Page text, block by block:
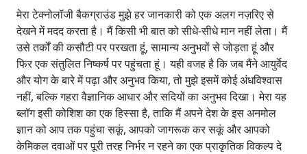
मेरा टेक्नोलॉजी बैकग्राउंड मुझे हर जानकारी को एक अलग नज़रिए से
देखने में मदद करता है। मैं किसी भी बात को सीधे-सीधे मान नहीं लेता। मैं
उसे तर्कों की कसौटी पर परखता हूं, सामान्य अनुभवों से जोड़ता हूं और
फिर एक संतुलित निष्कर्ष पर पहुंचता हूं। यही वजह है कि जब मैंने आयुर्वेद
और योग के बारे में पढ़ा और अनुभव किया, तो मुझे इसमें कोई अंधविश्वास
नहीं, बल्कि गहरा वैज्ञानिक आधार और सदियों का अनुभव दिखा। मेरा यह
ब्लॉग इसी कोशिश का एक हिस्सा है, ताकि मैं अपने देश के इस अनमोल
ज्ञान को आप तक पहुंचा सकूं, आपको जागरूक कर सकूं और आपको
केमिकल दवाओं पर पूरी तरह निर्भर न रहने का एक प्राकृतिक विकल्प दे